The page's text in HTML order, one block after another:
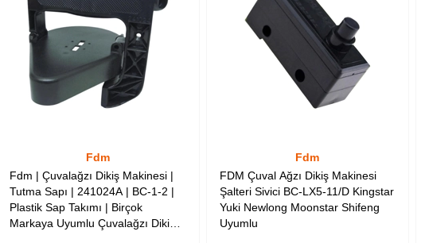
Fdm
Fdm | Çuvalağzı Dikiş Makinesi |
Tutma Sapı | 241024A | BC-1-2 |
Plastik Sap Takımı | Birçok
Markaya Uyumlu Çuvalağzı Dikiş
Fdm
FDM Çuval Ağzı Dikiş Makinesi
Şalteri Sivici BC-LX5-11/D Kingstar
Yuki Newlong Moonstar Shifeng
Uyumlu